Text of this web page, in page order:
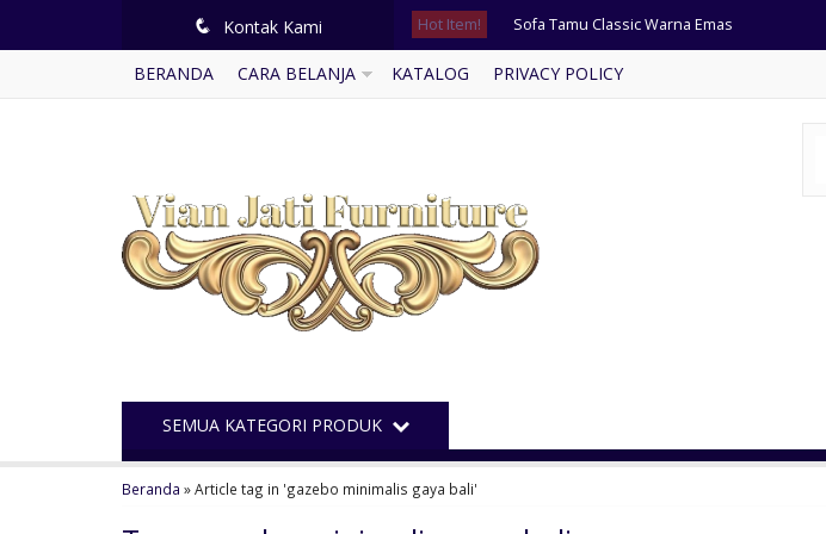
q Kontak Kami Hot Item! Sofa Tamu Classic Warna Emas
Lemari Jam Antik Kayu Jati ukir
Meja Makan Mewah Ukiran Klasik
Set Meja Makan Jumbo Kayu Suar
BERANDA CARA BELANJA KATALOG PRIVACY POLICY
SEMUA KATEGORI PRODUK
Beranda »Article tag in 'gazebo minimalis gaya bali'